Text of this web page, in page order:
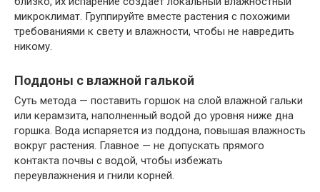
микроклимат. Группируйте вместе растения с похожими
требованиями к свету и влажности, чтобы не навредить
никому.
Поддоны с влажной галькой
Суть метода — поставить горшок на слой влажной гальки
или керамзита, наполненный водой до уровня ниже дна
горшка. Вода испаряется из поддона, повышая влажность
вокруг растения. Главное — не допускать прямого
контакта почвы с водой, чтобы избежать
переувлажнения и гнили корней.